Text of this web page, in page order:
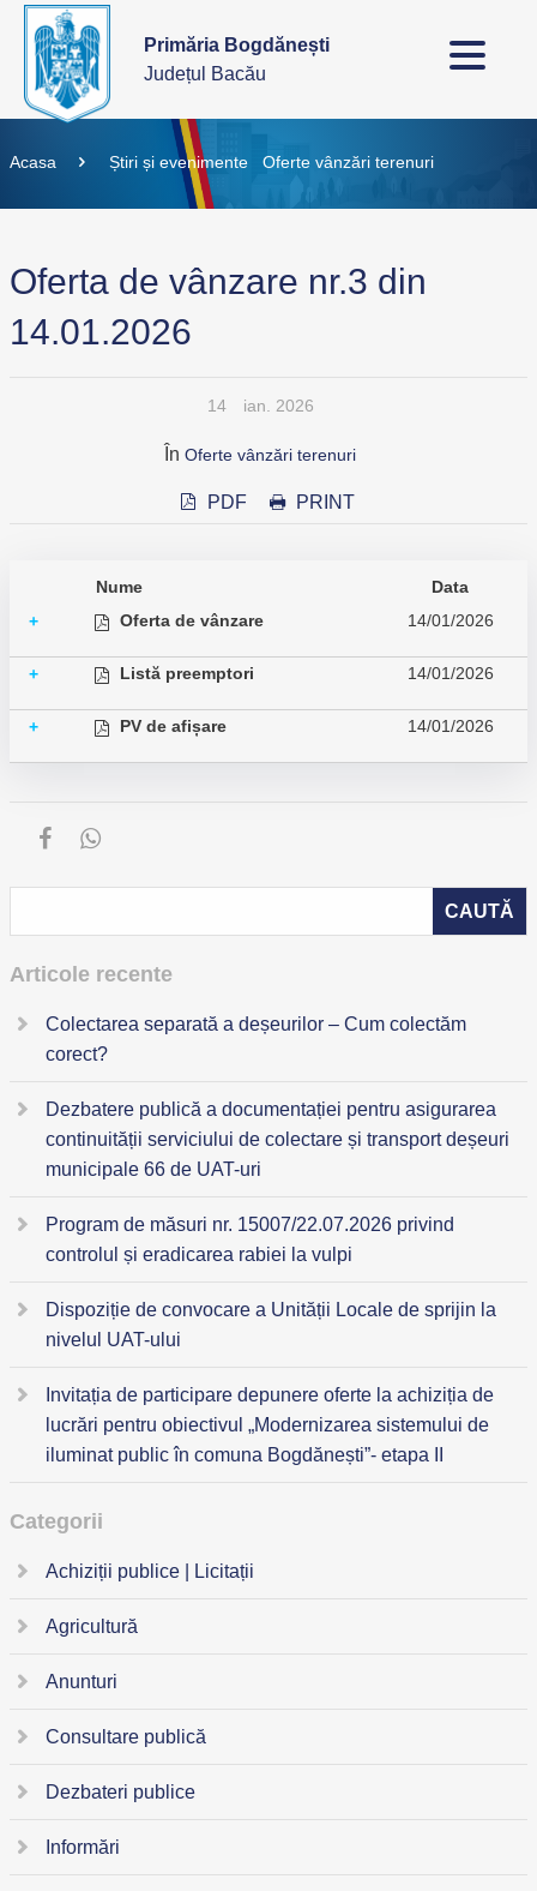
Primăria Bogdănești
Județul Bacău
Acasa Știri și evenimente Oferte vânzări terenuri
Oferta de vânzare nr.3 din
14.01.2026
14 ian. 2026
În Oferte vânzări terenuri
PDF PRINT
Nume
Data
+
Oferta de vânzare 14/01/2026
+ Listă preemptori 14/01/2026
+ PV de afișare 14/01/2026
Articole recente
Colectarea separată a deșeurilor – Cum colectăm
corect?
Dezbatere publică a documentației pentru asigurarea
continuității serviciului de colectare și transport deșeuri
municipale 66 de UAT-uri
Program de măsuri nr. 15007/22.07.2026 privind
controlul și eradicarea rabiei la vulpi
Dispoziție de convocare a Unității Locale de sprijin la
nivelul UAT-ului
Invitația de participare depunere oferte la achiziția de
lucrări pentru obiectivul „Modernizarea sistemului de
iluminat public în comuna Bogdănești”- etapa II
Categorii
Achiziții publice | Licitații
Agricultură
Anunturi
Consultare publică
Dezbateri publice
Informări